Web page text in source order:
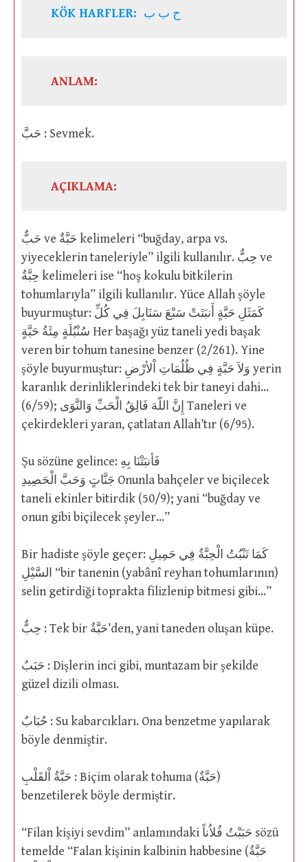
KÖK HARFLER: ح ب ب
ANLAM:
حَبَّ : Sevmek.
AÇIKLAMA:
حَبٌّ ve حَبَّةٌ kelimeleri “buğday, arpa vs.
yiyeceklerin taneleriyle” ilgili kullanılır. حِبٌّ ve
حِبَّةٌ kelimeleri ise “hoş kokulu bitkilerin
tohumlarıyla” ilgili kullanılır. Yüce Allah şöyle
buyurmuştur: كَمَثَلِ حَبَّةٍ أَنبَتَتْ سَبْعَ سَنَابِلَ فِي كُلِّ
سُنْبُلَةٍ مِئَةُ حَبَّةٍ Her başağı yüz taneli yedi başak
veren bir tohum tanesine benzer (2/261). Yine
şöyle buyurmuştur: وَلاَ حَبَّةٍ فِي ظُلُمَاتِ اْلأرْضِ yerin
karanlık derinliklerindeki tek bir taneyi dahi…
(6/59); إِنَّ اللّهَ فَالِقُ الْحَبِّ وَالنَّوَى Taneleri ve
çekirdekleri yaran, çatlatan Allah’tır (6/95).
Şu sözüne gelince: فَأنبَتْنَا بِهِ
جَنَّاتٍ وَحَبَّ الْحَصِيدِ Onunla bahçeler ve biçilecek
taneli ekinler bitirdik (50/9); yani “buğday ve
onun gibi biçilecek şeyler…”
Bir hadiste şöyle geçer: كَمَا تَنْبُتُ الْحِبَّةُ فِي حَمِيلِ
السَّيْلِ “bir tanenin (yabânî reyhan tohumlarının)
selin getirdiği toprakta filizlenip bitmesi gibi…”
حِبٌّ : Tek bir حَبَّةٌ’den, yani taneden oluşan küpe.
حَبَبٌ : Dişlerin inci gibi, muntazam bir şekilde
güzel dizili olması.
حُبَابٌ : Su kabarcıkları. Ona benzetme yapılarak
böyle denmiştir.
حَبَّةُ اْلقَلْبِ : Biçim olarak tohuma (حَبَّةٌ)
benzetilerek böyle dermiştir.
“Filan kişiyi sevdim” anlamındaki حَبَبْتُ فُلاُناً sözü
temelde “Falan kişinin kalbinin habbesine (حَبَّةُ